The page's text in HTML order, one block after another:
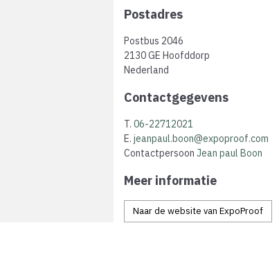
Postadres
Postbus 2046
2130 GE Hoofddorp
Nederland
Contactgegevens
T. 06-22712021
E. jeanpaul.boon@expoproof.com
Contactpersoon Jean paul Boon
Meer informatie
Naar de website van ExpoProof